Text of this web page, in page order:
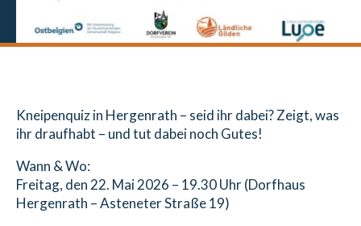
Kneipenquiz in Hergenrath – seid ihr dabei? Zeigt, was
ihr draufhabt – und tut dabei noch Gutes!
Wann & Wo:
Freitag, den 22. Mai 2026 – 19.30 Uhr (Dorfhaus
Hergenrath – Asteneter Straße 19)